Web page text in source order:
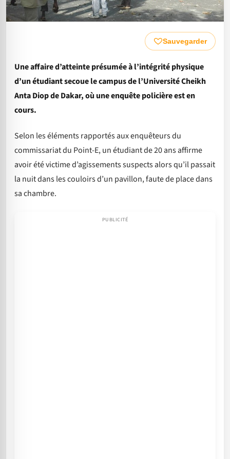
Sauvegarder
Une affaire d’atteinte présumée à l’intégrité physique
d’un étudiant secoue le campus de l’Université Cheikh
Anta Diop de Dakar, où une enquête policière est en
cours.
Selon les éléments rapportés aux enquêteurs du
commissariat du Point-E, un étudiant de 20 ans affirme
avoir été victime d’agissements suspects alors qu’il passait
la nuit dans les couloirs d’un pavillon, faute de place dans
sa chambre.